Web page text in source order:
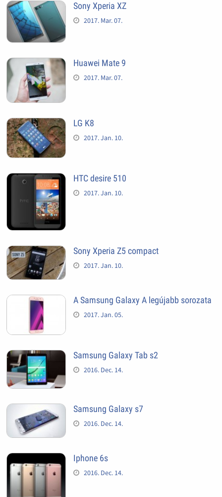
Sony Xperia XZ
2017. Mar. 07.
Huawei Mate 9
2017. Mar. 07.
LG K8
2017. Jan. 10.
HTC desire 510
2017. Jan. 10.
Sony Xperia Z5 compact
2017. Jan. 10.
A Samsung Galaxy A legújabb sorozata
2017. Jan. 05.
Samsung Galaxy Tab s2
2016. Dec. 14.
Samsung Galaxy s7
2016. Dec. 14.
Iphone 6s
2016. Dec. 14.